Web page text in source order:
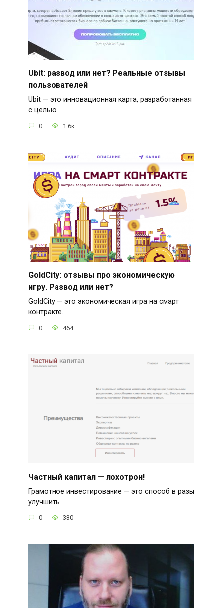
Ubit: развод или нет? Реальные отзывы
пользователей
Ubit — это инновационная карта, разработанная
с целью
0 1.6к.
GoldCity: отзывы про экономическую
игру. Развод или нет?
GoldCity — это экономическая игра на смарт
контракте.
0 464
Частный капитал — лохотрон!
Грамотное инвестирование — это способ в разы
улучшить
0 330